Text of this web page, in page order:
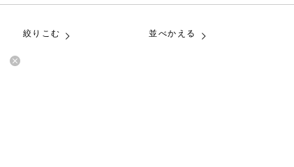
絞りこむ 並べかえる